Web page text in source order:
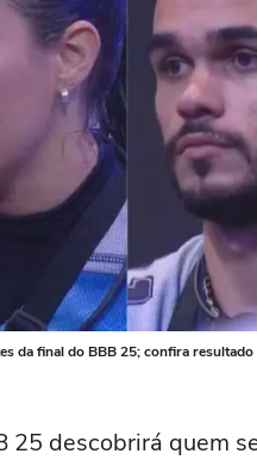
da final do BBB 25; confira
25 descobrirá quem